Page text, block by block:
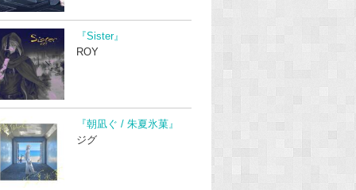
『Sister』
ROY
『朝凪ぐ / 朱夏氷菓』
ジグ